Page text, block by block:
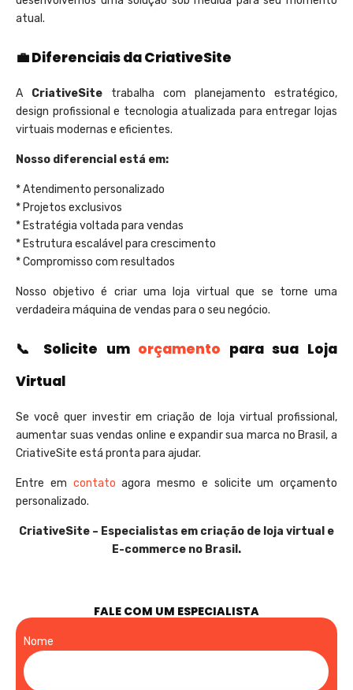
atual.
💼 Diferenciais da CriativeSite
A CriativeSite trabalha com planejamento estratégico,
design profissional e tecnologia atualizada para entregar lojas
virtuais modernas e eficientes.
Nosso diferencial está em:
* Atendimento personalizado
* Projetos exclusivos
* Estratégia voltada para vendas
* Estrutura escalável para crescimento
* Compromisso com resultados
Nosso objetivo é criar uma loja virtual que se torne uma
verdadeira máquina de vendas para o seu negócio.
📞 Solicite um orçamento para sua Loja
Virtual
Se você quer investir em criação de loja virtual profissional,
aumentar suas vendas online e expandir sua marca no Brasil, a
CriativeSite está pronta para ajudar.
Entre em contato agora mesmo e solicite um orçamento
personalizado.
CriativeSite – Especialistas em criação de loja virtual e
E-commerce no Brasil.
FALE COM UM ESPECIALISTA
Nome